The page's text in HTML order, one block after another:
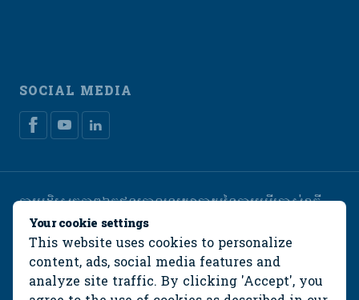
SOCIAL MEDIA
ការបដិសេធភាពឯកជនគោលនយោបាយនៃការប្រើប្រាស់ខូគី
Manage cookies
© De Heus Animal Nutrition
Your cookie settings
This website uses cookies to personalize
content, ads, social media features and
analyze site traffic. By clicking 'Accept', you